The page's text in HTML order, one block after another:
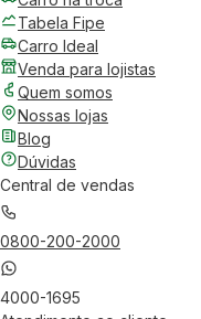
Tabela Fipe
Carro Ideal
Venda para lojistas
Quem somos
Nossas lojas
Blog
Dúvidas
Central de vendas
0800-200-2000
4000-1695